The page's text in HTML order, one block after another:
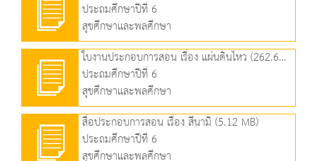
ประถมศึกษาปีที่ 6
สุขศึกษาและพลศึกษา
ใบงานประกอบการสอน เรื่อง แผ่นดินไหว (262.68 KB)
ประถมศึกษาปีที่ 6
สุขศึกษาและพลศึกษา
สื่อประกอบการสอน เรื่อง สึนามิ (5.12 MB)
ประถมศึกษาปีที่ 6
สุขศึกษาและพลศึกษา